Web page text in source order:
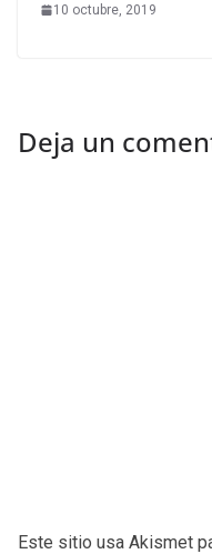
10 octubre, 2019
Deja un
Este sitio usa Akismet